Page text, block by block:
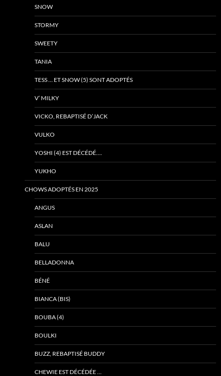
SNOW
STORMY
SWEETY
TANIA
TESS … ET SNOW (5) SONT ADOPTÉS
V’ MILKY
VICKO, REBAPTISÉ D’JACK
VULKO
YOSHI (4) EST DÉCÉDÉ….
YUKHO
CHOWS ADOPTÉS EN 2025
ANGUS
ASLAN
BALU
BELLADONNA
BÉNÉ
BIANCA (BIS)
BOUBA (4)
BOULKI
BUZZ, REBAPTISÉ BUDDY
CHEWIE EST DÉCÉDÉE …